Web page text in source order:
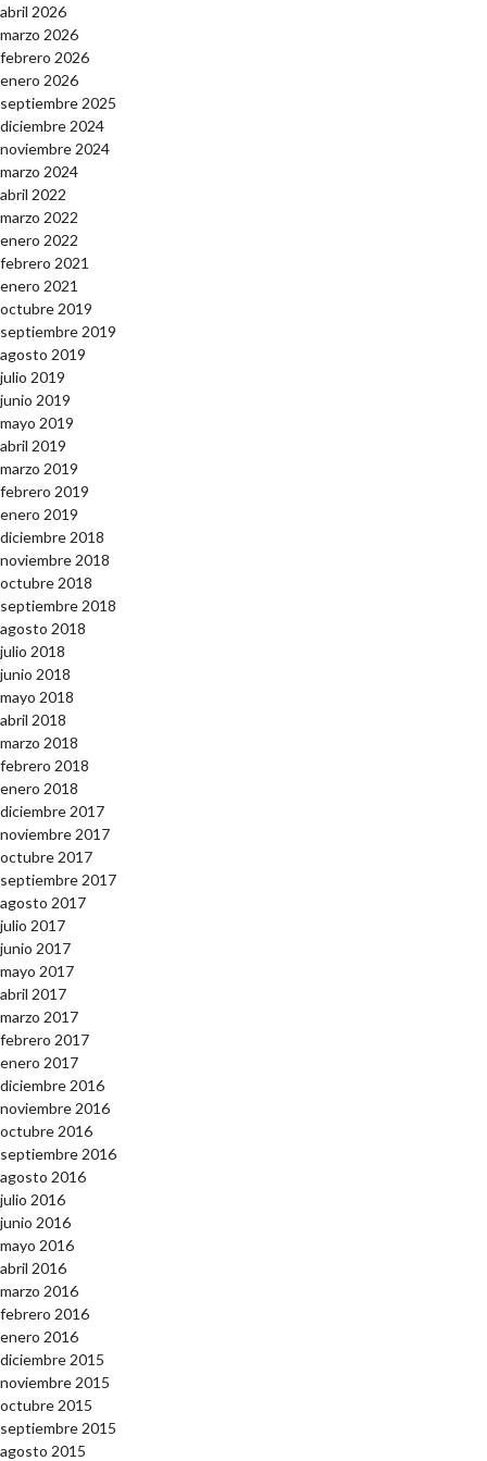
abril 2026
marzo 2026
febrero 2026
enero 2026
septiembre 2025
diciembre 2024
noviembre 2024
marzo 2024
abril 2022
marzo 2022
enero 2022
febrero 2021
enero 2021
octubre 2019
septiembre 2019
agosto 2019
julio 2019
junio 2019
mayo 2019
abril 2019
marzo 2019
febrero 2019
enero 2019
diciembre 2018
noviembre 2018
octubre 2018
septiembre 2018
agosto 2018
julio 2018
junio 2018
mayo 2018
abril 2018
marzo 2018
febrero 2018
enero 2018
diciembre 2017
noviembre 2017
octubre 2017
septiembre 2017
agosto 2017
julio 2017
junio 2017
mayo 2017
abril 2017
marzo 2017
febrero 2017
enero 2017
diciembre 2016
noviembre 2016
octubre 2016
septiembre 2016
agosto 2016
julio 2016
junio 2016
mayo 2016
abril 2016
marzo 2016
febrero 2016
enero 2016
diciembre 2015
noviembre 2015
octubre 2015
septiembre 2015
agosto 2015